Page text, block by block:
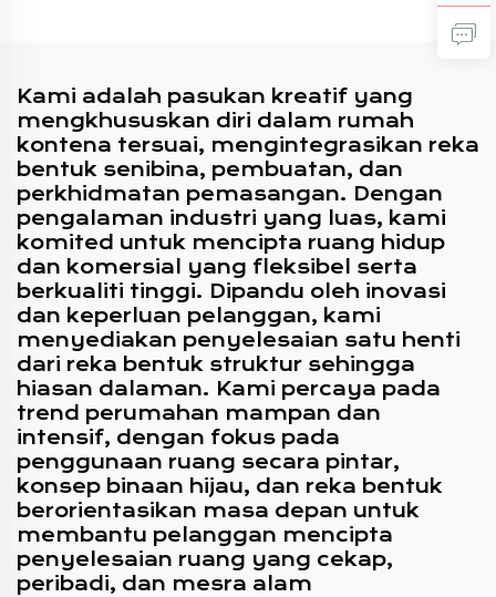
Kami adalah pasukan kreatif yang
mengkhususkan diri dalam rumah
kontena tersuai, mengintegrasikan reka
bentuk senibina, pembuatan, dan
perkhidmatan pemasangan. Dengan
pengalaman industri yang luas, kami
komited untuk mencipta ruang hidup
dan komersial yang fleksibel serta
berkualiti tinggi. Dipandu oleh inovasi
dan keperluan pelanggan, kami
menyediakan penyelesaian satu henti
dari reka bentuk struktur sehingga
hiasan dalaman. Kami percaya pada
trend perumahan mampan dan
intensif, dengan fokus pada
penggunaan ruang secara pintar,
konsep binaan hijau, dan reka bentuk
berorientasikan masa depan untuk
membantu pelanggan mencipta
penyelesaian ruang yang cekap,
peribadi, dan mesra alam